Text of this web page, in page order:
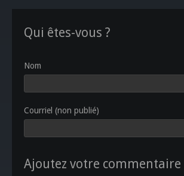
Qui êtes-vous ?
Nom
Courriel (non publié)
Ajoutez votre commentaire